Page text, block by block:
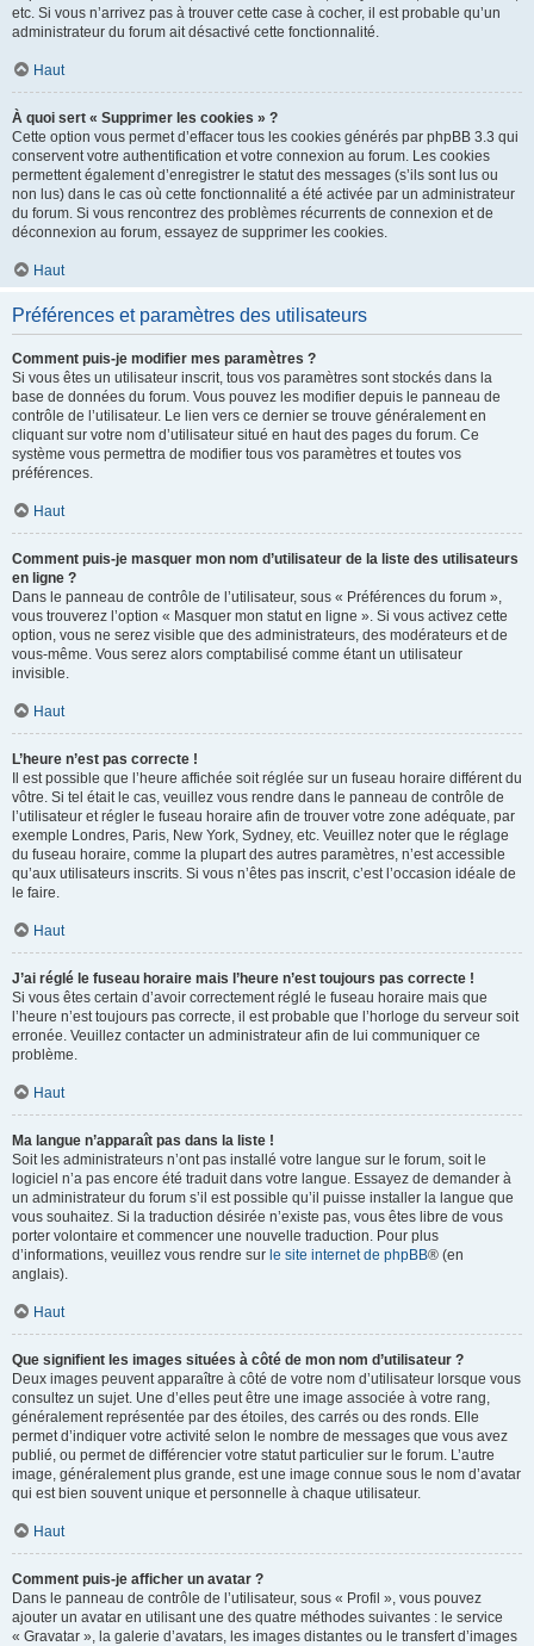
etc. Si vous n’arrivez pas à trouver cette case à cocher, il est probable qu’un
administrateur du forum ait désactivé cette fonctionnalité.
Haut
À quoi sert « Supprimer les cookies » ?
Cette option vous permet d’effacer tous les cookies générés par phpBB 3.3 qui
conservent votre authentification et votre connexion au forum. Les cookies
permettent également d’enregistrer le statut des messages (s’ils sont lus ou
non lus) dans le cas où cette fonctionnalité a été activée par un administrateur
du forum. Si vous rencontrez des problèmes récurrents de connexion et de
déconnexion au forum, essayez de supprimer les cookies.
Haut
Préférences et paramètres des utilisateurs
Comment puis-je modifier mes paramètres ?
Si vous êtes un utilisateur inscrit, tous vos paramètres sont stockés dans la
base de données du forum. Vous pouvez les modifier depuis le panneau de
contrôle de l’utilisateur. Le lien vers ce dernier se trouve généralement en
cliquant sur votre nom d’utilisateur situé en haut des pages du forum. Ce
système vous permettra de modifier tous vos paramètres et toutes vos
préférences.
Haut
Comment puis-je masquer mon nom d’utilisateur de la liste des utilisateurs
en ligne ?
Dans le panneau de contrôle de l’utilisateur, sous « Préférences du forum »,
vous trouverez l’option « Masquer mon statut en ligne ». Si vous activez cette
option, vous ne serez visible que des administrateurs, des modérateurs et de
vous-même. Vous serez alors comptabilisé comme étant un utilisateur
invisible.
Haut
L’heure n’est pas correcte !
Il est possible que l’heure affichée soit réglée sur un fuseau horaire différent du
vôtre. Si tel était le cas, veuillez vous rendre dans le panneau de contrôle de
l’utilisateur et régler le fuseau horaire afin de trouver votre zone adéquate, par
exemple Londres, Paris, New York, Sydney, etc. Veuillez noter que le réglage
du fuseau horaire, comme la plupart des autres paramètres, n’est accessible
qu’aux utilisateurs inscrits. Si vous n’êtes pas inscrit, c’est l’occasion idéale de
le faire.
Haut
J’ai réglé le fuseau horaire mais l’heure n’est toujours pas correcte !
Si vous êtes certain d’avoir correctement réglé le fuseau horaire mais que
l’heure n’est toujours pas correcte, il est probable que l’horloge du serveur soit
erronée. Veuillez contacter un administrateur afin de lui communiquer ce
problème.
Haut
Ma langue n’apparaît pas dans la liste !
Soit les administrateurs n’ont pas installé votre langue sur le forum, soit le
logiciel n’a pas encore été traduit dans votre langue. Essayez de demander à
un administrateur du forum s’il est possible qu’il puisse installer la langue que
vous souhaitez. Si la traduction désirée n’existe pas, vous êtes libre de vous
porter volontaire et commencer une nouvelle traduction. Pour plus
d’informations, veuillez vous rendre sur le site internet de phpBB® (en
anglais).
Haut
Que signifient les images situées à côté de mon nom d’utilisateur ?
Deux images peuvent apparaître à côté de votre nom d’utilisateur lorsque vous
consultez un sujet. Une d’elles peut être une image associée à votre rang,
généralement représentée par des étoiles, des carrés ou des ronds. Elle
permet d’indiquer votre activité selon le nombre de messages que vous avez
publié, ou permet de différencier votre statut particulier sur le forum. L’autre
image, généralement plus grande, est une image connue sous le nom d’avatar
qui est bien souvent unique et personnelle à chaque utilisateur.
Haut
Comment puis-je afficher un avatar ?
Dans le panneau de contrôle de l’utilisateur, sous « Profil », vous pouvez
ajouter un avatar en utilisant une des quatre méthodes suivantes : le service
« Gravatar », la galerie d’avatars, les images distantes ou le transfert d’images